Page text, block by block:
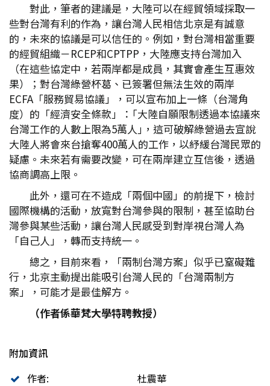
對此，筆者的建議是，大陸可以在經貿領域採取一
些對台灣有利的作為，讓台灣人民相信北京是有誠意
的，未來的協議是可以信任的。例如，對台灣相當重要
的經貿組織－RCEP和CPTPP，大陸應支持台灣加入
（在這些協定中，若兩岸都是成員，其實會產生互惠效
果）；對台灣綠營杯葛、已簽署但無法生效的兩岸
ECFA「服務貿易協議」，可以宣布加上一條（台灣角
度）的「經濟安全條款」：｢大陸自願限制透過本協議來
台灣工作的人數上限為5萬人｣，這可破解綠營過去宣說
大陸人將會來台搶奪400萬人的工作，以紓緩台灣民眾的
疑慮。未來若有需要改變，可在兩岸建立互信後，透過
協商調高上限。
此外，還可在不造成「兩個中國」的前提下，檢討
國際機構的活動，放寬對台灣參與的限制，甚至協助台
灣參與某些活動，讓台灣人民感受到對岸視台灣人為
「自己人」，轉而支持統一。
總之，目前來看，「兩制台灣方案」似乎已窒礙難
行，北京主動提出能吸引台灣人民的「台灣兩制方
案」，可能才是最佳解方。
（作者係華梵大學特聘教授）
附加資訊
作者:
杜震華